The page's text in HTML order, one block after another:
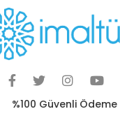
%100 Güvenli Ödeme